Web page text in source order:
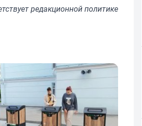
редакционной политике